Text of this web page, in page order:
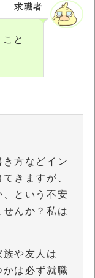
と
求職者
方などイン
きますが、
、という不安
んか？私は
や友人は
かは必ず就職